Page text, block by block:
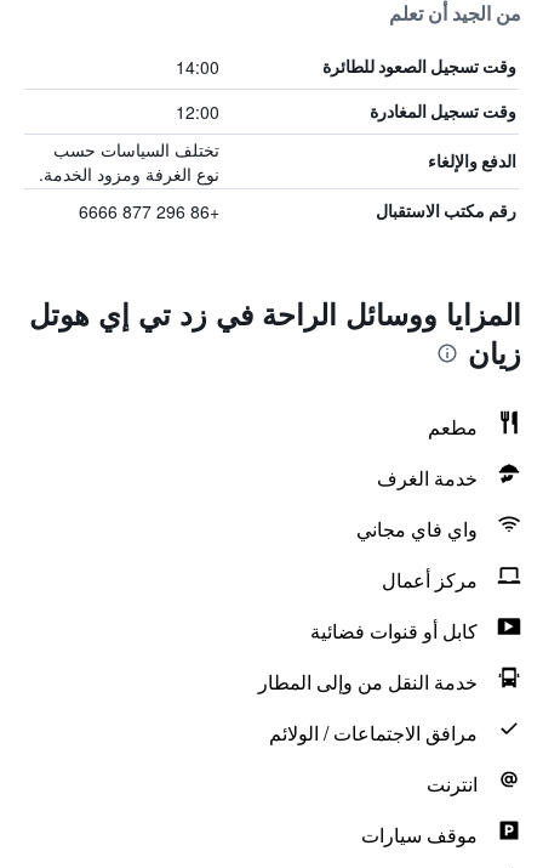
من الجيد أن تعلم
وقت تسجيل الصعود للطائرة 14:00
وقت تسجيل المغادرة 12:00
الدفع والإلغاء
تختلف السياسات حسب
نوع الغرفة ومزود الخدمة.
رقم مكتب الاستقبال +86 296 877 6666
المزايا ووسائل الراحة في زد تي إي هوتل
زيان
مطعم
خدمة الغرف
واي فاي مجاني
مركز أعمال
كابل أو قنوات فضائية
خدمة النقل من وإلى المطار
مرافق الاجتماعات / الولائم
انترنت
موقف سيارات